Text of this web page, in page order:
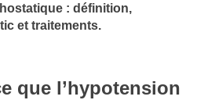
: définition,
et traitements.
que l’hypotension